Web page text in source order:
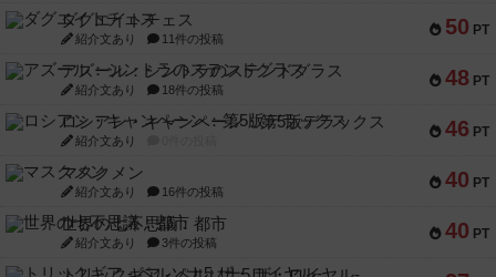
50 PT
ダグエイトチェス
紹介文あり 11件の投稿
48 PT
アズール：シントラのステンドグラス
紹介文あり 18件の投稿
46 PT
ロシアン・キャンペーン：第5版デラックス
紹介文あり
40 PT
マスクメン
紹介文あり 16件の投稿
40 PT
世界の七不思議：都市
紹介文あり 3件の投稿